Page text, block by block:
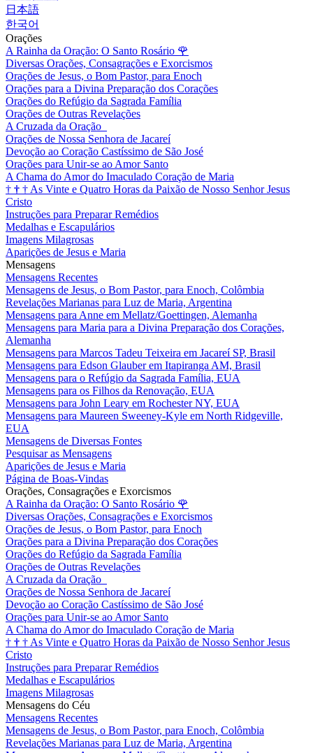
日本語
한국어
Orações
A Rainha da Oração: O Santo Rosário 🌹
Diversas Orações, Consagrações e Exorcismos
Orações de Jesus, o Bom Pastor, para Enoch
Orações para a Divina Preparação dos Corações
Orações do Refúgio da Sagrada Família
Orações de Outras Revelações
A Cruzada da Oração
Orações de Nossa Senhora de Jacareí
Devoção ao Coração Castíssimo de São José
Orações para Unir-se ao Amor Santo
A Chama do Amor do Imaculado Coração de Maria
† † † As Vinte e Quatro Horas da Paixão de Nosso Senhor Jesus
Cristo
Instruções para Preparar Remédios
Medalhas e Escapulários
Imagens Milagrosas
Aparições de Jesus e Maria
Mensagens
Mensagens Recentes
Mensagens de Jesus, o Bom Pastor, para Enoch, Colômbia
Revelações Marianas para Luz de Maria, Argentina
Mensagens para Anne em Mellatz/Goettingen, Alemanha
Mensagens para Maria para a Divina Preparação dos Corações,
Alemanha
Mensagens para Marcos Tadeu Teixeira em Jacareí SP, Brasil
Mensagens para Edson Glauber em Itapiranga AM, Brasil
Mensagens para o Refúgio da Sagrada Família, EUA
Mensagens para os Filhos da Renovação, EUA
Mensagens para John Leary em Rochester NY, EUA
Mensagens para Maureen Sweeney-Kyle em North Ridgeville,
EUA
Mensagens de Diversas Fontes
Pesquisar as Mensagens
Aparições de Jesus e Maria
Página de Boas-Vindas
Orações, Consagrações e Exorcismos
A Rainha da Oração: O Santo Rosário 🌹
Diversas Orações, Consagrações e Exorcismos
Orações de Jesus, o Bom Pastor, para Enoch
Orações para a Divina Preparação dos Corações
Orações do Refúgio da Sagrada Família
Orações de Outras Revelações
A Cruzada da Oração
Orações de Nossa Senhora de Jacareí
Devoção ao Coração Castíssimo de São José
Orações para Unir-se ao Amor Santo
A Chama do Amor do Imaculado Coração de Maria
† † † As Vinte e Quatro Horas da Paixão de Nosso Senhor Jesus
Cristo
Instruções para Preparar Remédios
Medalhas e Escapulários
Imagens Milagrosas
Mensagens do Céu
Mensagens Recentes
Mensagens de Jesus, o Bom Pastor, para Enoch, Colômbia
Revelações Marianas para Luz de Maria, Argentina